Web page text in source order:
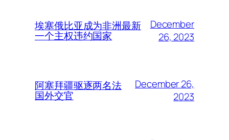
埃塞俄比亚成为非洲最新
一个主权违约国家
December
26, 2023
阿塞拜疆驱逐两名法
国外交官
December 26,
2023